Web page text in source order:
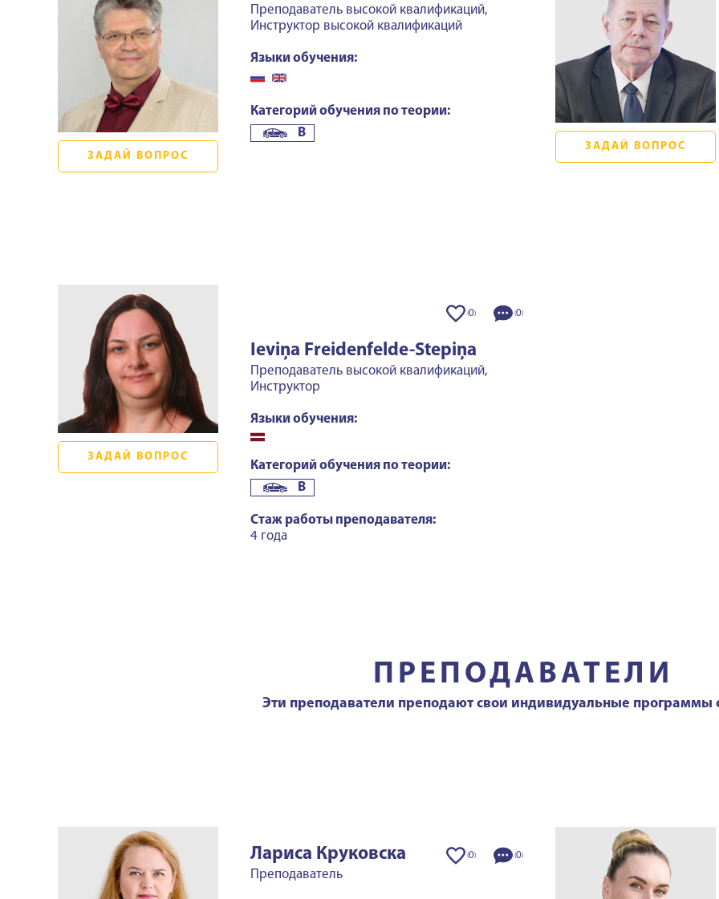
ЗАДАЙ ВОПРОС
Преподаватель высокой квалификаций,
Инструктор высокой квалификаций
Языки обучения:
Категорий обучения по теории:
B
ЗАДАЙ ВОПРОС
ЗАДАЙ ВОПРОС
(0) (0)
Ieviņa Freidenfelde-Stepiņa
Преподаватель высокой квалификаций,
Инструктор
Языки обучения:
Категорий обучения по теории:
B
Стаж работы преподавателя:
4 года
ПРЕПОДАВАТЕЛИ
Эти преподаватели преподают свои индивидуальные программы
(0) (0)
Лариса Круковска
Преподаватель